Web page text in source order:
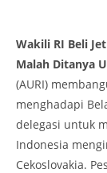
Wakili RI Beli
Malah Ditanya
(AURI)
menghadapi
delegasi untuk
Indonesia
Cekoslovakia.